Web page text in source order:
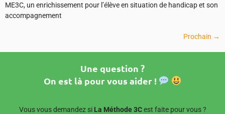
ME3C, un enrichissement pour l’élève en situation de handicap et son
accompagnement
Prochain →
Une question ?
On est là pour vous aider !
Vous vous demandez si La Méthode 3Cest faite pour vous ?